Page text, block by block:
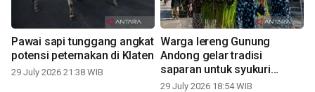
Pawai sapi tunggang angkat
potensi peternakan di Klaten
29 July 2026 21:38 WIB
Warga lereng Gunung
Andong gelar tradisi
saparan untuk syukuri
panen
29 July 2026 18:54 WIB